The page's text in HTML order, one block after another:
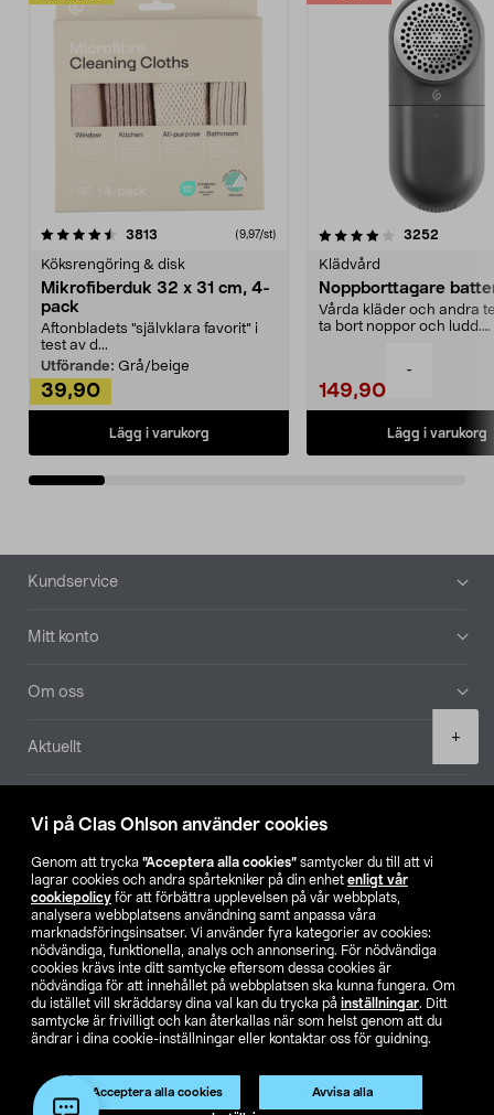
Vi på Clas Ohlson använder cookies
Genom att trycka ”Acceptera alla cookies” samtycker du till att vi
lagrar cookies och andra spårtekniker på din enhet enligt vår
cookiepolicy för att förbättra upplevelsen på vår webbplats,
analysera webbplatsens användning samt anpassa våra
marknadsföringsinsatser. Vi använder fyra kategorier av cookies:
nödvändiga, funktionella, analys och annonsering. För nödvändiga
cookies krävs inte ditt samtycke eftersom dessa cookies är
nödvändiga för att innehållet på webbplatsen ska kunna fungera. Om
du istället vill skräddarsy dina val kan du trycka på inställningar. Ditt
samtycke är frivilligt och kan återkallas när som helst genom att du
ändrar i dina cookie-inställningar eller kontaktar oss för guidning.
Acceptera alla cookies Avvisa alla
-
+
3813 (9,97/st)
Köksrengöring & disk
Mikrofiberduk 32 x 31 cm, 4-
pack
Aftonbladets "självklara favorit” i
test av d...
Utförande: Grå/beige
39,90
Lägg i varukorg
4.0av 5 stjärnor 3252
Klädvård
Noppborttagare
Vårda kläder och andra
ta bort noppor och ludd.
149,90
Lägg i varukorg
4.5av 5 stjärnor
Sidfot
Kundservice
Mitt konto
Om oss
Aktuellt
Hitta butik
SE NO FI
Ändra till priser exklusive moms